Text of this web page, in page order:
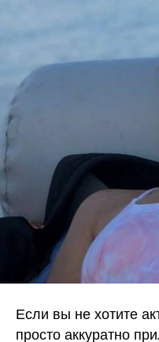
Если вы не хотите
просто аккуратно